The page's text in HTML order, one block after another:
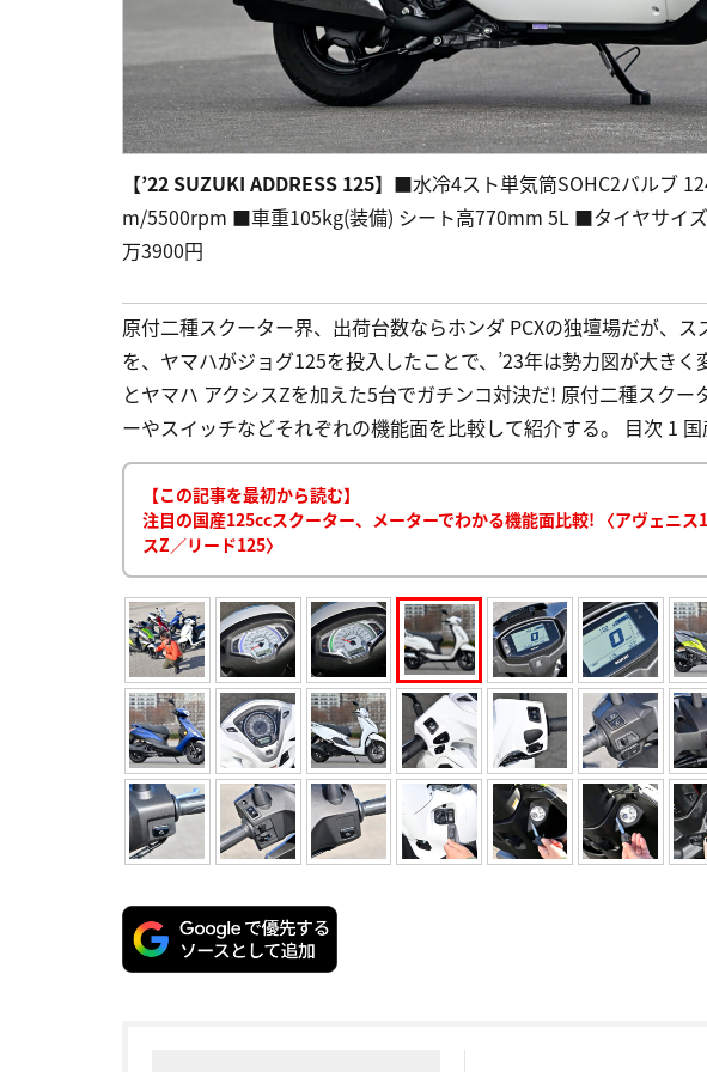
【’22 SUZUKI ADDRESS 125】 ■水冷4スト単気筒SOHC2バルブ
m/5500rpm ■車重105kg(装備) シート高770mm 5L ■タイヤサイ
万3900円
原付二種スクーター界、出荷台数ならホンダ PCXの独壇場だが、
を、ヤマハがジョグ125を投入したことで、’23年は勢力図が大き
とヤマハ アクシスZを加えた5台でガチンコ対決だ! 原付二種スク
ーやスイッチなどそれぞれの機能面を比較して紹介する。 目次 1
【この記事を最初から読む】
注目の国産125ccスクーター、メーターでわかる機能面比較! 〈アヴェニ
スZ／リード125〉